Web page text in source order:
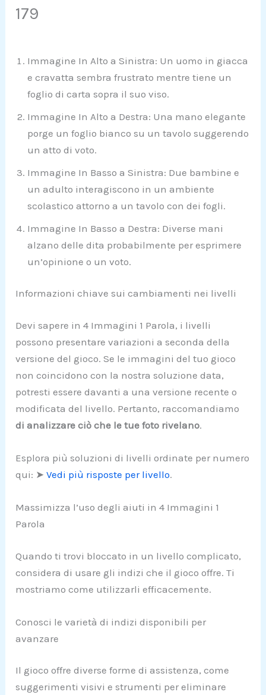
179
Immagine In Alto a Sinistra: Un uomo in giacca
e cravatta sembra frustrato mentre tiene un
foglio di carta sopra il suo viso.
Immagine In Alto a Destra: Una mano elegante
porge un foglio bianco su un tavolo suggerendo
un atto di voto.
Immagine In Basso a Sinistra: Due bambine e
un adulto interagiscono in un ambiente
scolastico attorno a un tavolo con dei fogli.
Immagine In Basso a Destra: Diverse mani
alzano delle dita probabilmente per esprimere
un’opinione o un voto.
Informazioni chiave sui cambiamenti nei livelli
Devi sapere in 4 Immagini 1 Parola, i livelli
possono presentare variazioni a seconda della
versione del gioco. Se le immagini del tuo gioco
non coincidono con la nostra soluzione data,
potresti essere davanti a una versione recente o
modificata del livello. Pertanto, raccomandiamo
di analizzare ciò che le tue foto rivelano.
Esplora più soluzioni di livelli ordinate per numero
qui: ➤Vedi più risposte per livello.
Massimizza l’uso degli aiuti in 4 Immagini 1
Parola
Quando ti trovi bloccato in un livello complicato,
considera di usare gli indizi che il gioco offre. Ti
mostriamo come utilizzarli efficacemente.
Conosci le varietà di indizi disponibili per
avanzare
Il gioco offre diverse forme di assistenza, come
suggerimenti visivi e strumenti per eliminare